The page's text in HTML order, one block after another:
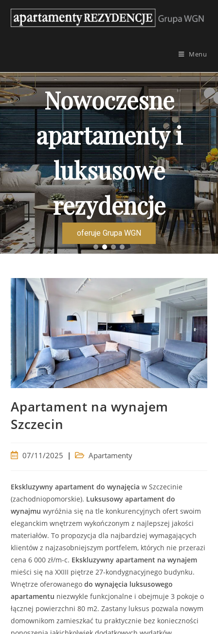
content
Menu
Nowoczesne
apartamenty i
luksusowe
rezydencje
oferuje Grupa WGN
Apartament na wynajem
Szczecin
Post07/11/2025
Post Apartamenty
Ekskluzywny apartament do wynajęcia w Szczecinie
(zachodniopomorskie). Luksusowy apartament do
wynajmu wyróżnia się na tle konkurencyjnych ofert swoim
eleganckim wnętrzem wykończonym z najlepszej jakości
materiałów. To propozycja dla najbardziej wymagających
klientów z najzasobniejszym portfelem, których nie przerazi
cena 6 000 zł/m-c. Ekskluzywny apartament na wynajem
mieści się na XXIII piętrze 27-kondygnacyjnego budynku.
Wnętrze oferowanegodo wynajęcia luksusowego
apartamentu niezwykle funkcjonalne i obejmuje 3 pokoje o
łącznej powierzchni 80 m2. Zastany luksus pozwala nowym
domownikom zamieszkać tu praktycznie bez konieczności